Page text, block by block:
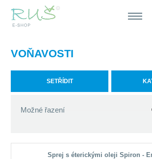
VOŇAVOSTI
SETŘÍDIT
Možné řazení
Sprej s éterickými oleji Spiron -